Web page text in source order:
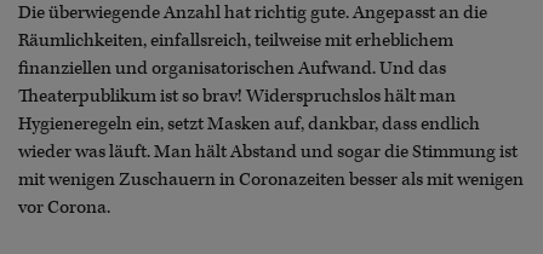
Die überwiegende Anzahl hat richtig gute. Angepasst an die
Räumlichkeiten, einfallsreich, teilweise mit erheblichem
finanziellen und organisatorischen Aufwand. Und das
Theaterpublikum ist so brav! Widerspruchslos hält man
Hygieneregeln ein, setzt Masken auf, dankbar, dass endlich
wieder was läuft. Man hält Abstand und sogar die Stimmung ist
mit wenigen Zuschauern in Coronazeiten besser als mit wenigen
vor Corona.